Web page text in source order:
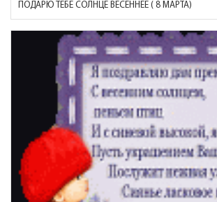
ПОДАРЮ ТЕБЕ СОЛНЦЕ ВЕСЕННЕЕ ( 8 МАРТА)